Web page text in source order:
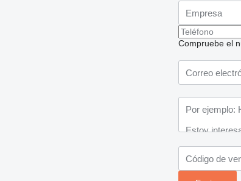
Compruebe el